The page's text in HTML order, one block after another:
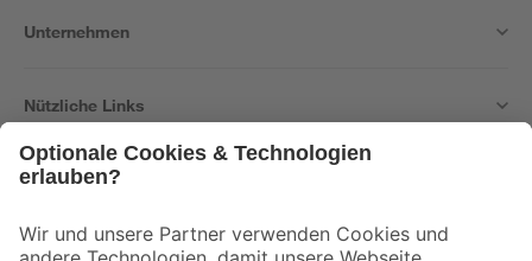
Unternehmen
Nützliche Links
Der toom Newsletter: Keine Angebote und Aktionen mehr verpassen!